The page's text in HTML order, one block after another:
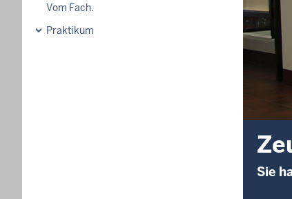
Vom Fach.
Praktikum
Sie